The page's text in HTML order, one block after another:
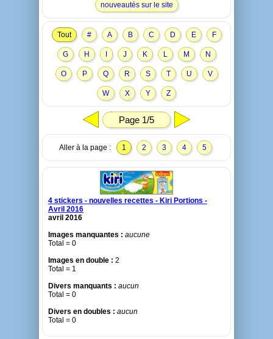
nouveautés sur le site
Tout # A B C D E F
G H J K L M N
O P Q R S T U V
W X Y Z
Page 1/5
Aller à la page : 1 2 3 4 5
4 stickers - nouvelles recettes - Kiri Portions -
Avril 2016
avril 2016
Images manquantes : aucune
Total = 0
Images en double : 2
Total = 1
Divers manquants : aucun
Total = 0
Divers en doubles : aucun
Total = 0